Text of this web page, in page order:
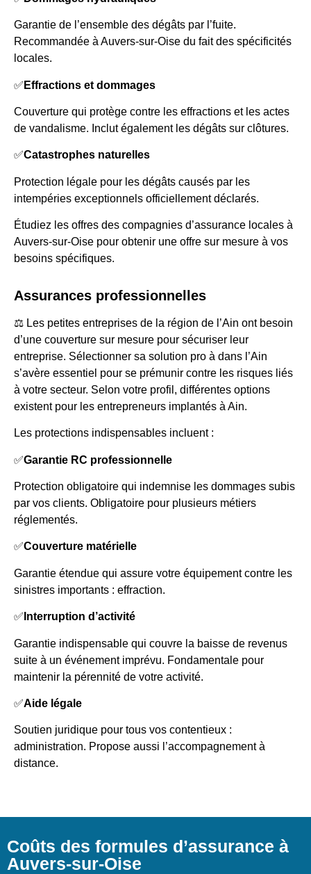
Garantie de l’ensemble des dégâts par l’fuite.
Recommandée à Auvers-sur-Oise du fait des spécificités
locales.
✅ Effractions et dommages
Couverture qui protège contre les effractions et les actes
de vandalisme. Inclut également les dégâts sur clôtures.
✅Catastrophes naturelles
Protection légale pour les dégâts causés par les
intempéries exceptionnels officiellement déclarés.
Étudiez les offres des compagnies d’assurance locales à
Auvers-sur-Oise pour obtenir une offre sur mesure à vos
besoins spécifiques.
Assurances professionnelles
⚖️ Les petites entreprises de la région de l’Ain ont besoin
d’une couverture sur mesure pour sécuriser leur
entreprise. Sélectionner sa solution pro à dans l’Ain
s’avère essentiel pour se prémunir contre les risques liés
à votre secteur. Selon votre profil, différentes options
existent pour les entrepreneurs implantés à Ain.
Les protections indispensables incluent :
✅Garantie RC professionnelle
Protection obligatoire qui indemnise les dommages subis
par vos clients. Obligatoire pour plusieurs métiers
réglementés.
✅Couverture matérielle
Garantie étendue qui assure votre équipement contre les
sinistres importants : effraction.
✅ Interruption d’activité
Garantie indispensable qui couvre la baisse de revenus
suite à un événement imprévu. Fondamentale pour
maintenir la pérennité de votre activité.
✅Aide légale
Soutien juridique pour tous vos contentieux :
administration. Propose aussi l’accompagnement à
distance.
Coûts des formules d’assurance à
Auvers-sur-Oise